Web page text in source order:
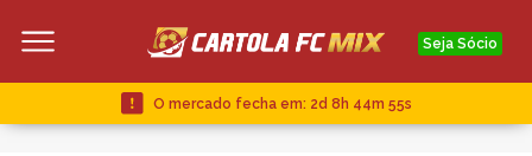
Seja Sócio
O mercado fecha em: 2d 8h 44m 54s